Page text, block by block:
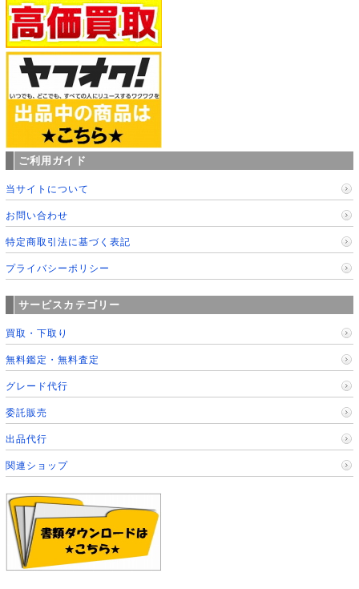
ご利用ガイド
当サイトについて
お問い合わせ
特定商取引法に基づく表記
プライバシーポリシー
サービスカテゴリー
買取・下取り
無料鑑定・無料査定
グレード代行
委託販売
出品代行
関連ショップ